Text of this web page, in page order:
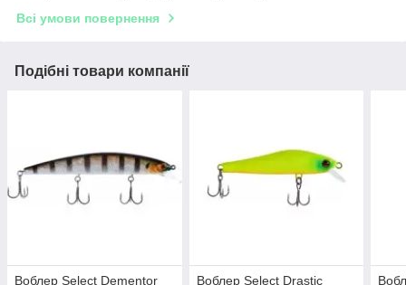
Всі умови повернення
Подібні товари компанії
Воблер Select Dementor
Воблер Select Drastic